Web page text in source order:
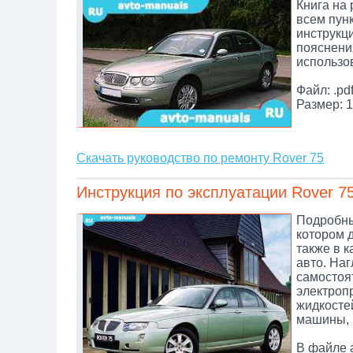
Книга на
всем
Файл: .pdf
Размер:
Скачать руководство по ремонту Rover 75
Инструкция по эксплуатации Rover
котором
также в
авто.
машины,
В файле